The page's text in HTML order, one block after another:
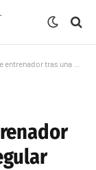
tras una temporada irregular